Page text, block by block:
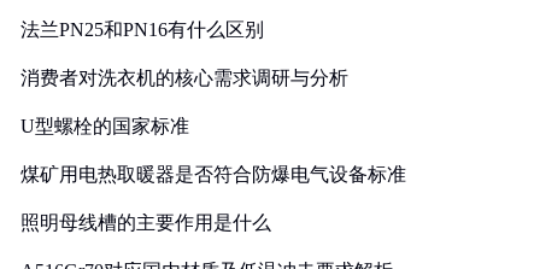
法兰PN25和PN16有什么区别
消费者对洗衣机的核心需求调研与分析
U型螺栓的国家标准
煤矿用电热取暖器是否符合防爆电气设备标准
照明母线槽的主要作用是什么